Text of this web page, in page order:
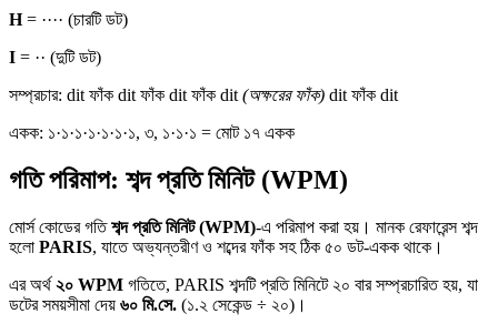
H= ···· (চারটি ডট)
I = ·· (দুটি ডট)
সম্প্রচার: ditফাঁক ditফাঁক ditফাঁক dit (অক্ষরের ফাঁক) ditফাঁক dit
একক: ১·১·১·১·১·১·১, ৩, ১·১·১ = মোট ১৭ একক
গতি পরিমাপ: শব্দ প্রতি মিনিট (WPM)
মোর্স কোডের গতিশব্দ প্রতি মিনিট (WPM)-এ পরিমাপ করা হয়। মানক রেফারেন্স শব্দ
হলো PARIS, যাতে অভ্যন্তরীণ ও শব্দের ফাঁক সহ ঠিক ৫০ ডট-একক থাকে।
এর অর্থ ২০ WPM গতিতে, PARIS শব্দটি প্রতি মিনিটে ২০ বার সম্প্রচারিত হয়, যা
ডটের সময়সীমা দেয় ৬০ মি.সে. (১.২ সেকেন্ড ÷ ২০)।